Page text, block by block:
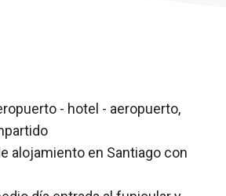
- hotel - aeropuerto,
alojamiento en Santiago con